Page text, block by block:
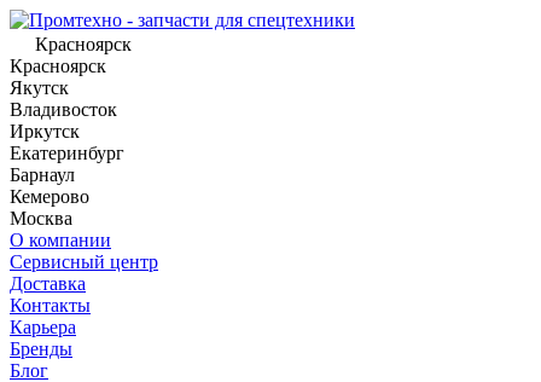
Красноярск
Красноярск
Якутск
Владивосток
Иркутск
Екатеринбург
Барнаул
Кемерово
Москва
О компании
Сервисный центр
Доставка
Контакты
Карьера
Бренды
Блог